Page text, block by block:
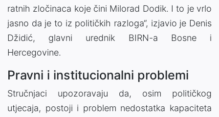
ratnih zločinaca koje čini Milorad Dodik. I to je vrlo
jasno da je to iz političkih razloga“, izjavio je Denis
Džidić, glavni urednik BIRN-a Bosne i
Hercegovine.
Pravni i institucionalni problemi
Stručnjaci upozoravaju da, osim političkog
utjecaja, postoji i problem nedostatka kapaciteta